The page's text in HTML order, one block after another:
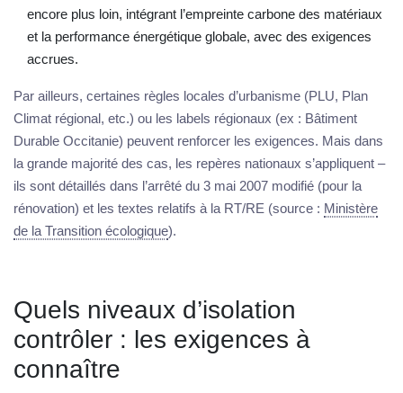
encore plus loin, intégrant l’empreinte carbone des matériaux
et la performance énergétique globale, avec des exigences
accrues.
Par ailleurs, certaines règles locales d’urbanisme (PLU, Plan
Climat régional, etc.) ou les labels régionaux (ex : Bâtiment
Durable Occitanie) peuvent renforcer les exigences. Mais dans
la grande majorité des cas, les repères nationaux s’appliquent –
ils sont détaillés dans l’arrêté du 3 mai 2007 modifié (pour la
rénovation) et les textes relatifs à la RT/RE (source : Ministère
de la Transition écologique).
Quels niveaux d’isolation
contrôler : les exigences à
connaître